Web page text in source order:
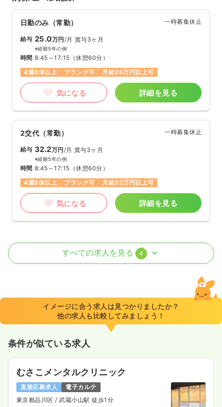
日勤のみ（常勤） 一時募集休止
給与 25.0万円 /月 賞与3ヶ月
※経験5年の例
時間 8:45～17:15 （休憩60分）
4週8休以上
ブランク可 月給26万円以上可
気になる 詳細を見る
2交代（常勤） 一時募集休止
給与 32.2万円/月 賞与3ヶ月
※経験5年の例
時間 8:45～17:15 （休憩60分）
4週8休以上
ブランク可 月給33万円以上可
気になる 詳細を見る
外来 正・准看護師
8:45～17:00
4週8休以上
ブランク可 月給26万円以上可
気になる
日勤のみ（パート） 一時募集休止
給与 お問い合わせください
すべての求人を見る 4
イメージに合う求人は見つかりましたか？
他の求人も比較してみましょう！
条件が似ている求人
むさこメンタルクリニック
直接応募求人
電子カルテ
東京都品川区/ 武蔵小山駅 徒歩1分